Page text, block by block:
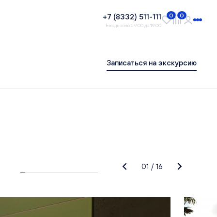
+7 (8332) 511-111
Ежедневно с 9:00 до 19:00
0 0
Записаться на экскурсию
01 / 16